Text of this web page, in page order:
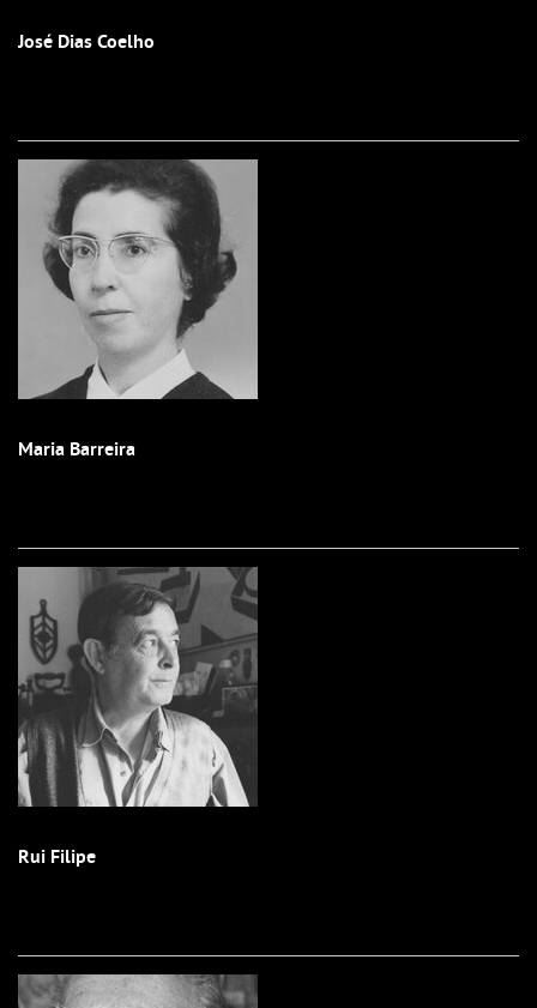
José Dias Coelho
Maria Barreira
Rui Filipe